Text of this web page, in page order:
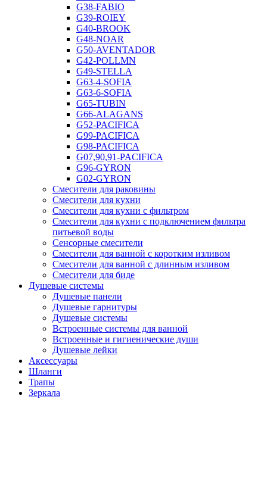
G38-FABIO
G39-ROIEY
G40-BROOK
G48-NOAR
G50-AVENTADOR
G42-POLLMN
G49-STELLA
G63-4-SOFIA
G63-6-SOFIA
G65-TUBIN
G66-ALAGANS
G52-PACIFICA
G99-PACIFICA
G98-PACIFICA
G07,90,91-PACIFICA
G96-GYRON
G02-GYRON
Смесители для раковины
Смесители для кухни
Смесители для кухни с фильтром
Смесители для кухни с подключением фильтра
питьевой воды
Сенсорные смесители
Смесители для ванной с коротким изливом
Смесители для ванной с длинным изливом
Смесители для биде
Душевые системы
Душевые панели
Душевые гарнитуры
Душевые системы
Встроенные системы для ванной
Встроенные и гигиенические души
Душевые лейки
Аксессуары
Шланги
Трапы
Зеркала